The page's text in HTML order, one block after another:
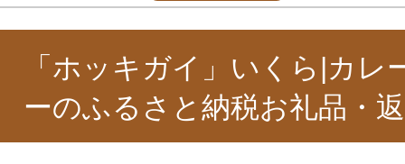
「ホッキガイ」いくら|カレ
ーのふるさと納税お礼品・